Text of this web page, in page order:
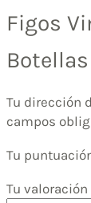
Figos
Tu dirección
campos
Tu
Tu valoración